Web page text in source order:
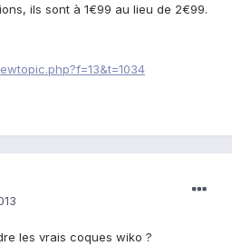
ils sont à 1€99 au lieu de 2€99.
les vrais coques wiko ?